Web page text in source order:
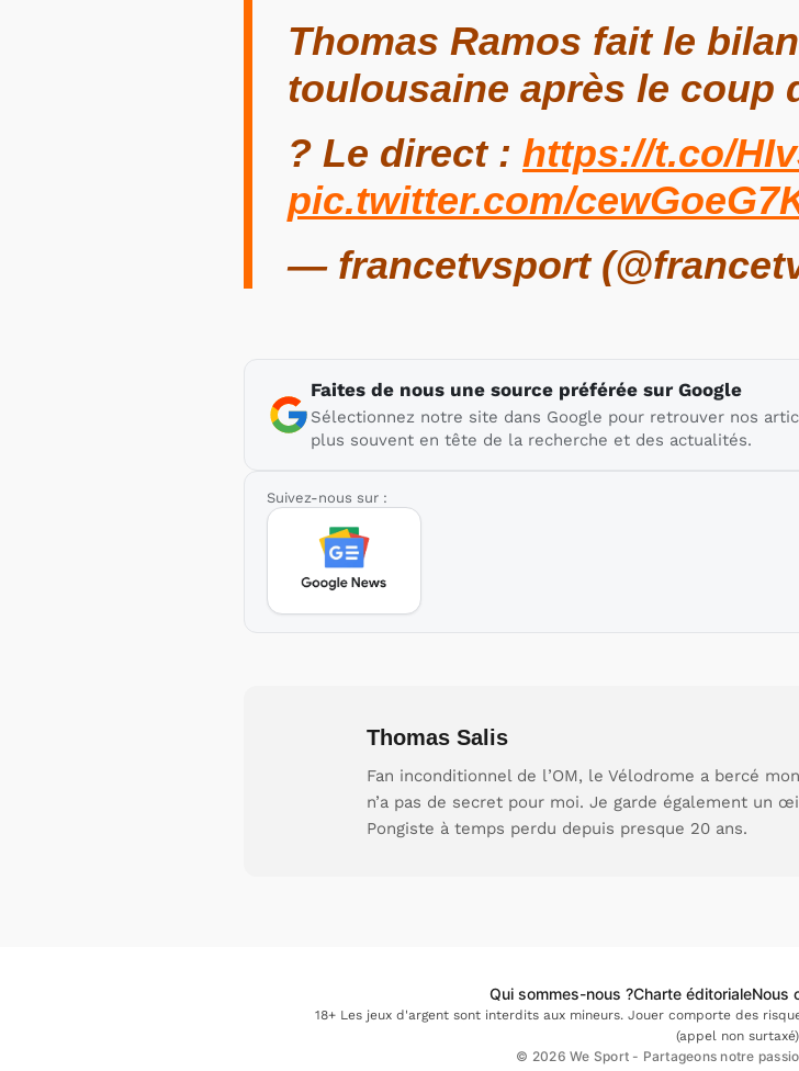
Thomas Ramos fait le
toulousaine après le coup
? Le direct : https://t.co/
pic.twitter.com/
— francetvsport
Faites de nous une source préférée sur Google
Sélectionnez notre site dans Google pour retrouver nos
plus souvent en tête de la recherche et des actualités.
Suivez-nous sur :
Thomas Salis
Fan inconditionnel de l’OM, le Vélodrome a bercé
n’a pas de secret pour moi. Je garde également un
Pongiste à temps perdu depuis presque 20 ans.
Qui sommes-nous ?Charte éditorialeNous
18+ Les jeux d'argent sont interdits aux mineurs. Jouer comporte des
(appel non surtaxé)
© 2026 We Sport - Partageons notre